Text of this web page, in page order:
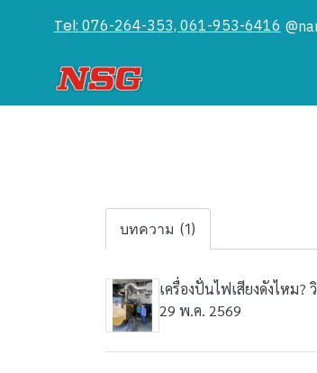
Tel: 076-264-353, 061-953-6416
บทความ (1)
เครื่องปั่นไฟเสียงดังไหม?
29 พ.ค. 2569